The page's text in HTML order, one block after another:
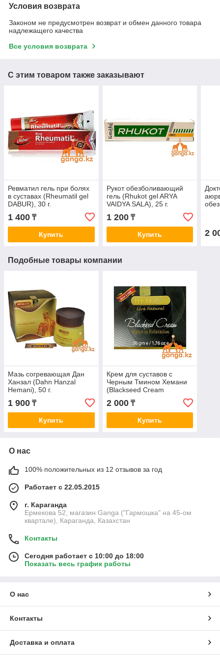
Условия возврата
Законом не предусмотрен возврат и обмен данного товара
надлежащего качества
Все условия возврата
С этим товаром также заказывают
Ревматил гель при болях
в суставах (Rheumatil gel
DABUR), 30 г.
1 400 ₸
Купить
Рукот обезболивающий
гель (Rhukot gel ARYA
VAIDYA SALA), 25 г.
1 200₸
Купить 2
Подобные товары компании
Мазь согревающая Дан
Ханзал (Dahn Hanzal
Hemani), 50 г.
1 900 ₸
Купить
Крем для суставов с
Черным Тмином Хемани
(Blackseed Cream
2 000₸
Купить
О нас
100% положительных из 12 отзывов за год
Работает с 22.05.2015
г. Караганда
Ермекова 52, магазин Ganga ("Гармошка" на 45-ом
квартале), Караганда, Казахстан
Контакты
Сегодня работает с 10:00 до 18:00
Показать весь график работы
О нас
Контакты
Доставка и оплата